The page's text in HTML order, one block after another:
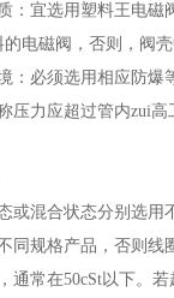
：宜选用塑料王电
电磁阀，否则，阀
：必须选用相应防爆
压力应超过管内zui高
或混合状态分别选用
同规格产品，否则线
通常在50cSt以下。